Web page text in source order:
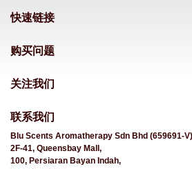
快速链接
购买问题
关注我们
联系我们
Blu Scents Aromatherapy Sdn Bhd (659691-V)
2F-41, Queensbay Mall,
100, Persiaran Bayan Indah,